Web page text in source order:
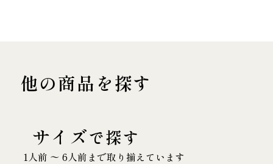
他の商品を探す
サイズで探す
1人前 〜 6人前まで取り揃えています